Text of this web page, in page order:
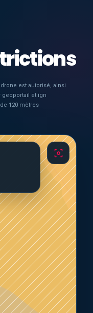
est autorisé, ainsi
et ign
120 mètres